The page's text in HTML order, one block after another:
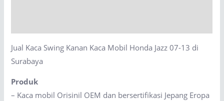
07-
13
di
Surabaya
quantity
Jual Kaca Swing Kanan Kaca Mobil Honda Jazz 07-13 di
Surabaya
Produk
– Kaca mobil Orisinil OEM dan bersertifikasi Jepang Eropa